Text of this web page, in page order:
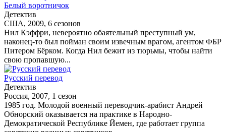
Белый воротничок
Детектив
США, 2009, 6 сезонов
Нил Кэффри, невероятно обаятельный преступный ум,
наконец-то был пойман своим извечным врагом, агентом ФБР
Питером Бёрком. Когда Нил бежит из тюрьмы, чтобы найти
свою пропавшую...
Русский перевод
Детектив
Россия, 2007, 1 сезон
1985 год. Молодой военный переводчик-арабист Андрей
Обнорский оказывается на практике в Народно-
Демократической Республике Йемен, где работает группа